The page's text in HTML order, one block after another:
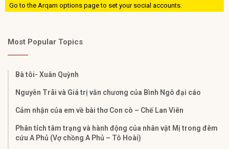
Go to the Arqam options page to set your social accounts.
Most Popular Topics
Bà tôi- Xuân Quỳnh
Nguyễn Trãi và Giá trị văn chương của Bình Ngô đại cáo
Cảm nhận của em về bài thơ Con cò – Chế Lan Viên
Phân tích tâm trạng và hành động của nhân vật Mị trong đêm
cứu A Phủ (Vợ chồng A Phủ – Tô Hoài)